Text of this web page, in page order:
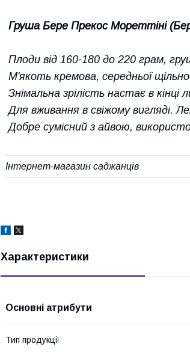
Груша Бере Прекос Мореттіні
Плоди від 160-180 до 220 грам,
М'якоть кремова, середньої
Знімальна зрілість настає в
Для вживання в свіжому вигляді.
Добре сумісний з айвою,
Інтернет-магазин саджанців
Характеристики
Основні атрибути
Тип продукції